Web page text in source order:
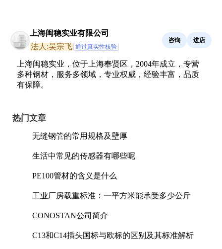
上海闽稳实业有限公司
法人:吴宗飞 通过真实性核验
咨询 进店
上海闽稳实业，位于上海奉贤区，2004年成立，专营
多种钢材，服务多领域，专业权威，经验丰富，品质
有保障。
热门文章
无缝钢管的常用规格及壁厚
生活中常见的传感器有哪些呢
PE100管材的含义是什么
工业厂房载重标准：一平方米能承受多少公斤
CONOSTAN公司简介
C13和C14插头国标与欧标的区别及其标准解析